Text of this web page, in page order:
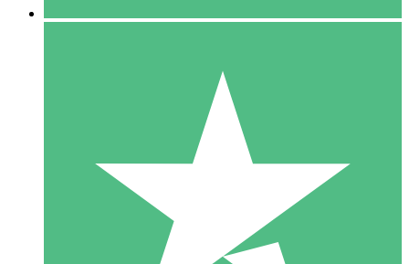
10 Téléchargements
20 00